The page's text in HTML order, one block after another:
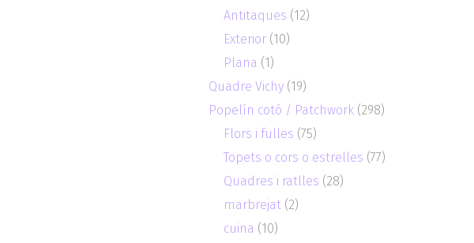
Antitaques (12)
Exterior (10)
Plana (1)
Quadre Vichy (19)
Popelín cotó / Patchwork (298)
Flors i fulles (75)
Topets o cors o estrelles (77)
Quadres i ratlles (28)
marbrejat (2)
cuina (10)